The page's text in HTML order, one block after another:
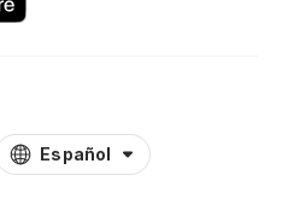
Español